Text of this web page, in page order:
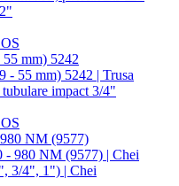
mm) 5242
NM (9577)